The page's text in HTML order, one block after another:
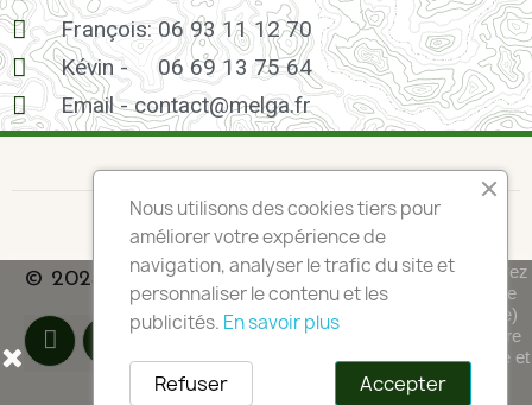
En poursuivant votre navigation sur ce site, vous devez
accepter l’utilisation et l'écriture de Cookies sur votre
appareil connecté. Ces Cookies (petits fichiers texte)
permettent de suivre votre navigation, actualiser votre
panier, vous reconnaitre lors de votre prochaine visite et
sécuriser votre connexion. Pour en savoir plus et
paramétrer les traceurs: http://www.cnil.fr/vos-
François: 06 93 11 12 70
Kévin - 06 69 13 75 64
Email - contact@melga.fr
© 2024 - Tous droits réservés à Melga
Nous utilisons des cookies tiers pour
améliorer votre expérience de
navigation, analyser le trafic du site et
personnaliser le contenu et les
publicités. En savoir plus
Accepter
Refuser